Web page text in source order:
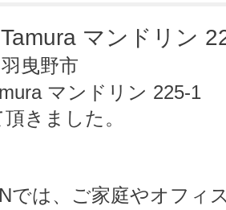
マンドリン
曳野市
マンドリン 225-1
きました。
では、ご家庭やオフィ